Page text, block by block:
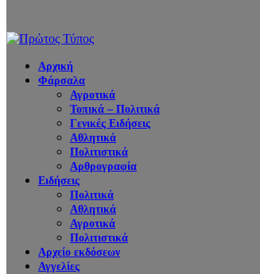
Αρχική
Φάρσαλα
Αγροτικά
Τοπικά – Πολιτικά
Γενικές Ειδήσεις
Αθλητικά
Πολιτιστικά
Αρθρογραφία
Ειδήσεις
Πολιτικά
Αθλητικά
Αγροτικά
Πολιτιστικά
Αρχείο εκδόσεων
Αγγελίες